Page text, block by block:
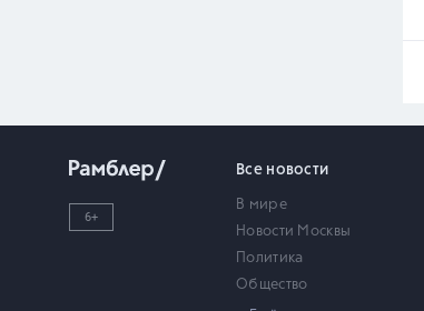
6+
Все новости
В мире
Новости Москвы
Политика
Общество